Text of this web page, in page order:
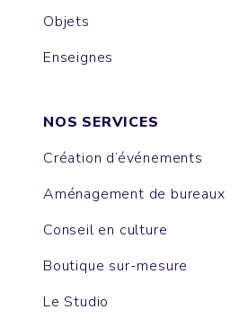
Objets
Enseignes
NOS SERVICES
Création d’événements
Aménagement de bureaux
Conseil en culture
Boutique sur-mesure
Le Studio